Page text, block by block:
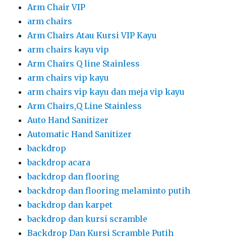
Arm Chair VIP
arm chairs
Arm Chairs Atau Kursi VIP Kayu
arm chairs kayu vip
Arm Chairs Q line Stainless
arm chairs vip kayu
arm chairs vip kayu dan meja vip kayu
Arm Chairs,Q Line Stainless
Auto Hand Sanitizer
Automatic Hand Sanitizer
backdrop
backdrop acara
backdrop dan flooring
backdrop dan flooring melaminto putih
backdrop dan karpet
backdrop dan kursi scramble
Backdrop Dan Kursi Scramble Putih